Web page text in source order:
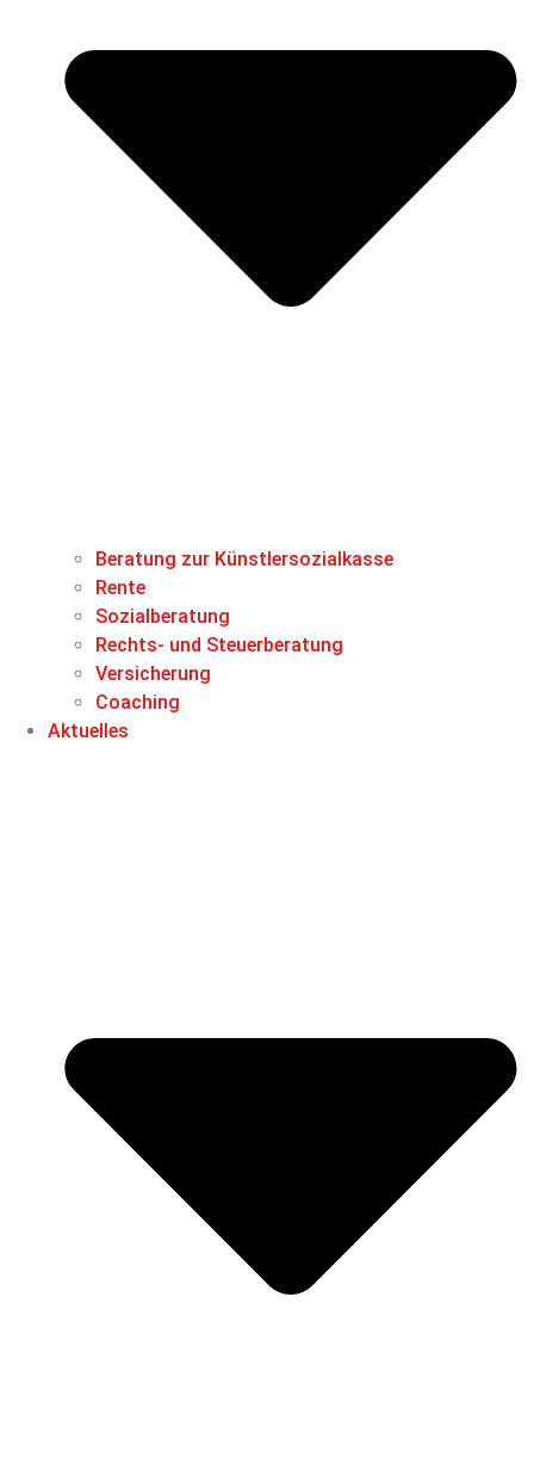
Beratung zur Künstlersozialkasse
Rente
Sozialberatung
Rechts- und Steuerberatung
Versicherung
Coaching
Aktuelles